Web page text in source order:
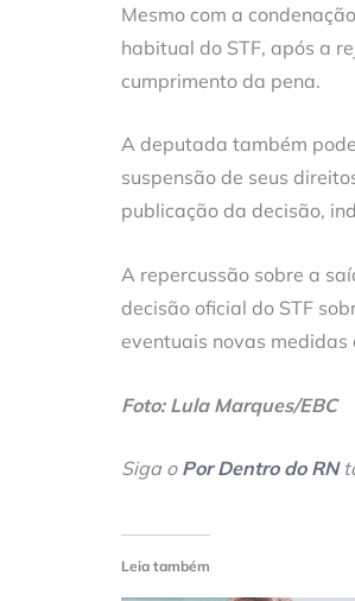
Mesmo com a
habitual do STF, após a
cumprimento da pena.
A deputada também
suspensão de seus
publicação da decisão,
A repercussão sobre a
decisão oficial do STF
eventuais novas medidas
Foto: Lula Marques/EBC
Siga o Por Dentro do RN
Leia também